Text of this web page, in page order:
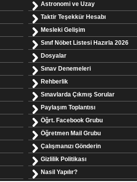
Astronomi ve Uzay
Taktir Teşekkür Hesabı
Mesleki Gelişim
Sınıf Nöbet Listesi Hazırla 2026
Dosyalar
Sınav Denemeleri
Rehberlik
Sınavlarda Çıkmış Sorular
Paylaşım Toplantısı
Öğrt. Facebook Grubu
Öğretmen Mail Grubu
Çalışmanızı Gönderin
Gizlilik Politikası
Nasil Yapılır?